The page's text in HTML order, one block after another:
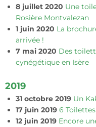
8 juillet 2020 Une
Rosière Montvalezan
1 juin 2020 La
arrivée !
7 mai 2020 Des
cynégétique en Isère
2019
31 octobre 2019 Un
17 juin 2019 6 Toilettes
12 juin 2019 Encore